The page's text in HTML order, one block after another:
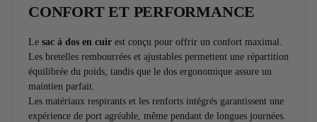
CONFORT ET PERFORMANCE
Le sac à dos en cuir est conçu pour offrir un confort maximal.
Les bretelles rembourrées et ajustables permettent une répartition
équilibrée du poids, tandis que le dos ergonomique assure un
maintien parfait.
Les matériaux respirants et les renforts intégrés garantissent une
expérience de port agréable, même pendant de longues journées.